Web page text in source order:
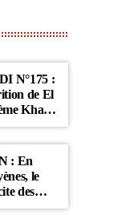
N°175 :
de El
Khalif
: En
le
des